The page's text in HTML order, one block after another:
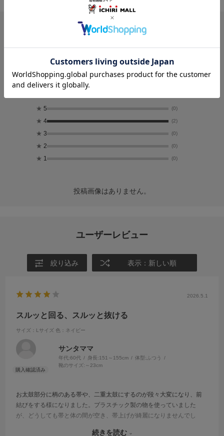
レビュー
4.0
レビュー件数：
★ 5 (0)
★ 4 (2)
★ 3 (0)
★ 2 (0)
★ 1 (0)
投稿画像はありません。
ユーザーレビュー
絞り込み 表示：新しい順
2026.5.1
スルッと回る、スルッと抜ける
サイズ：Lサイズ 色：ネイビー
サンタママ
年代:60代 身長:151～155cm 体型:ふつう
靴のサイズ: ～23cm
お太鼓部分に柄のある帯や、二重太鼓にするのが段々大変になり、前
結びをする様になりました。プラスチック製の物を使っていました
が、どうしても帯と体の間が空き、帯上げが綺麗になりませんでし
続きを読む